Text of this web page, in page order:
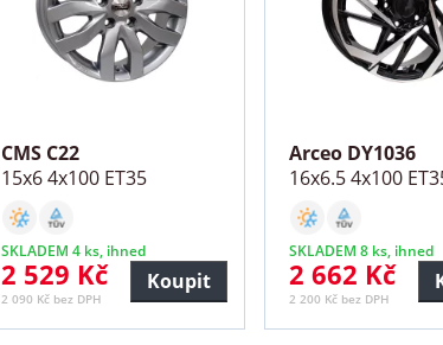
CMS C22
15x6 4x100 ET35
SKLADEM 4 ks, ihned
2 529 Kč
2 090 Kč bez DPH
Koupit
Arceo DY1036
16x6.5 4x100
SKLADEM 8 ks, ihned
2 662 Kč
2 200 Kč bez DPH